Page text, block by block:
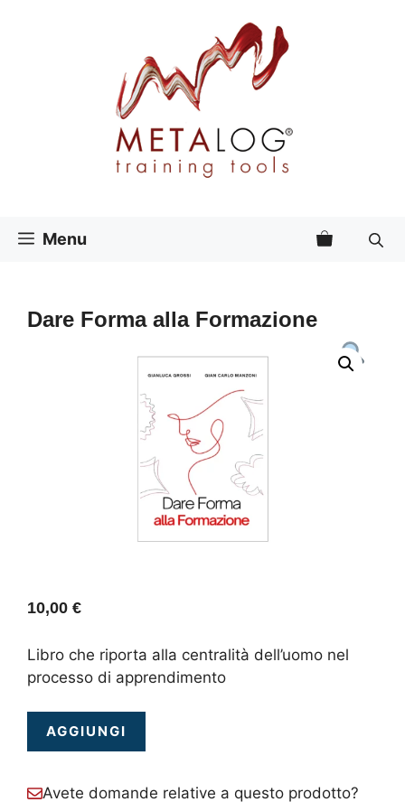
Menu
Dare Forma alla Formazione
10,00 €
Libro che riporta alla centralità dell’uomo nel
processo di apprendimento
AGGIUNGI
Avete domande relative a questo prodotto?